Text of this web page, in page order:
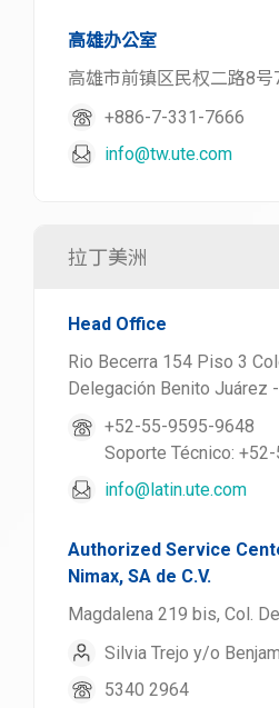
高雄办公室
高雄市前镇区民权二路8号
+886-7-331-7666
info@tw.ute.com
拉丁美洲
Head Office
Rio Becerra 154 Piso 3
Delegación Benito Juárez
+52-55-9595-9648
Soporte Técnico:
info@latin.ute.com
Authorized Service
Nimax, SA de C.V.
Magdalena 219 bis, Col.
Silvia Trejo y/o
5340 2964